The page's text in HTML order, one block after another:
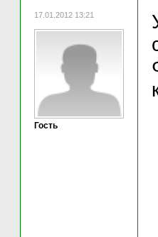
17.01.2012 13:21
Гость